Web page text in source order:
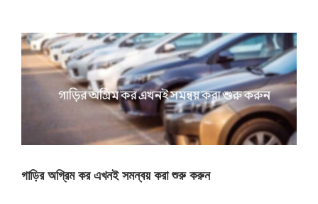
গাড়ির অগ্রিম কর এখনই সমন্বয় করা শুরু করুন